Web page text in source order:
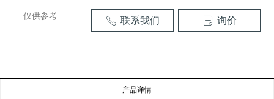
产品详情
ꂅ 联系我们 ꂓ 询价
仅供参考